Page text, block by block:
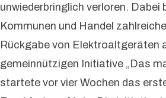
unwiederbringlich verloren. Dabei
Kommunen und Handel
Rückgabe von Elektroaltgeräten
gemeinnützigen Initiative „Das
startete vor vier Wochen das